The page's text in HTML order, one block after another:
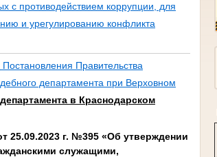
с противодействием коррупции, для
и урегулированию конфликта
Постановления Правительства
департамента при Верховном
в Краснодарском
25.09.2023 г. №395 «Об утверждении
служащими,